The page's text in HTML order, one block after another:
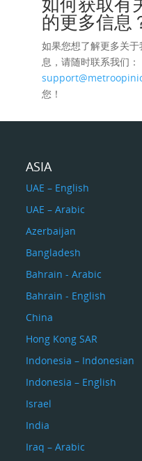
的更多信息
如果您想了解更多关
息，请随时联系我们：
您！
ASIA
UAE – English
UAE – Arabic
Azerbaijan
Bangladesh
Bahrain - Arabic
Bahrain - English
China
Hong Kong SAR
Indonesia – Indonesian
Indonesia – English
Israel
India
Iraq – Arabic